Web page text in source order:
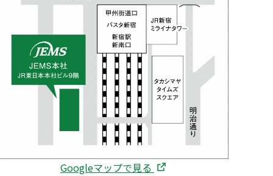
Googleマップで見る